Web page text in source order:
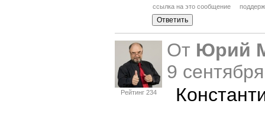
ссылка на это сообщение
Рейтинг 234
От Юрий
9